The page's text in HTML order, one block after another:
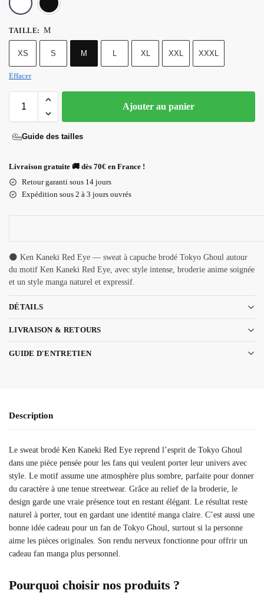
TAILLE: M
XS S M L XL XXL XXXL
Effacer
Ajouter au panier
Guide des tailles
Livraison gratuite 🚚 dès 70€ en France !
Retour garanti sous 14 jours
Expédition sous 2 à 3 jours ouvrés
🌑 Ken Kaneki Red Eye — sweat à capuche brodé Tokyo Ghoul autour
du motif Ken Kaneki Red Eye, avec style intense, broderie anime soignée
et un style manga naturel et expressif.
DÉTAILS
LIVRAISON & RETOURS
GUIDE D'ENTRETIEN
Description
Le sweat brodé Ken Kaneki Red Eye reprend l’esprit de Tokyo Ghoul
dans une pièce pensée pour les fans qui veulent porter leur univers avec
style. Le motif assume une atmosphère plus sombre, parfaite pour donner
du caractère à une tenue streetwear. Grâce au relief de la broderie, le
design garde une vraie présence tout en restant élégant. Le résultat reste
naturel à porter, tout en gardant une identité manga claire. C’est aussi une
bonne idée cadeau pour un fan de Tokyo Ghoul, surtout si la personne
aime les pièces originales. Son rendu nerveux fonctionne pour offrir un
cadeau fan manga plus personnel.
Pourquoi choisir nos produits ?